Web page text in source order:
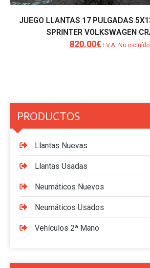
JUEGO LLANTAS 17 PULGADAS
SPRINTER VOLKSWAGEN
El
820.00€ElI.V.A. No incluído
PRODUCTOS
Llantas Nuevas
Llantas Usadas
Neumáticos Nuevos
Neumáticos Usados
Vehículos 2ª Mano